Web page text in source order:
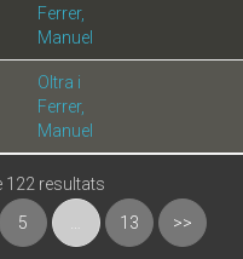
Ferrer,
Manuel
Oltra i
Ferrer,
Manuel
122 resultats
5 13 >>